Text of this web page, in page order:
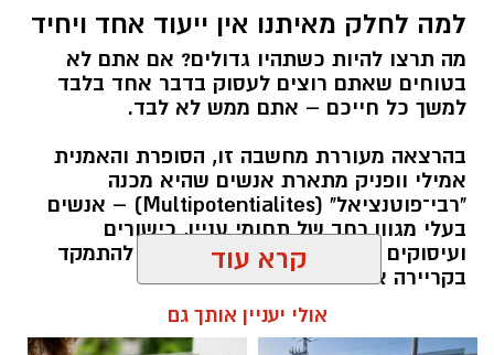
למה לחלק מאיתנו אין ייעוד אחד ויחיד
מה תרצו להיות כשתהיו גדולים? אם אתם לא
בטוחים שאתם רוצים לעסוק בדבר אחד בלבד
למשך כל חייכם – אתם ממש לא לבד.
בהרצאה מעוררת מחשבה זו, הסופרת והאמנית
אמילי וופניק מתארת אנשים שהיא מכנה
"רבי־פוטנציאל" (Multipotentialites) – אנשים
בעלי מגוון רחב של תחומי עניין, כישורים
ועיסוקים שונים לאורך חייהם, במקום להתמקד
בקריירה אחת בלבד.
האם גם אתם כאלה?
קרא עוד
אולי יעניין אותך גם